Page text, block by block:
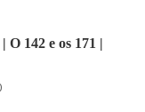
142 e os 171 |